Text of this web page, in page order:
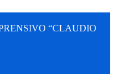
“CLAUDIO